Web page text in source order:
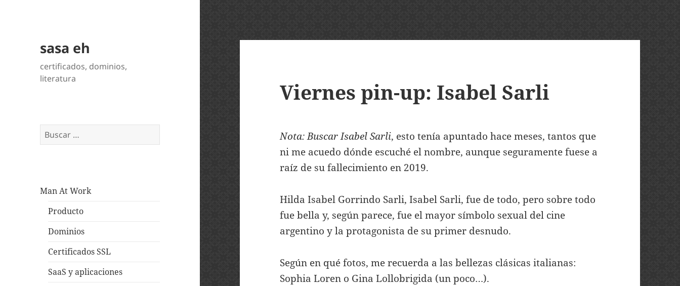
sasa eh
certificados, dominios,
literatura
Buscar:
Man At Work
Producto
Dominios
Certificados SSL
SaaS y aplicaciones
Viernes pin-up: Isabel Sarli
Nota: Buscar Isabel Sarli, esto tenía apuntado hace meses, tantos que
ni me acuedo dónde escuché el nombre, aunque seguramente fuese a
raíz de su fallecimiento en 2019.
Hilda Isabel Gorrindo Sarli, Isabel Sarli, fue de todo, pero sobre todo
fue bella y, según parece, fue el mayor símbolo sexual del cine
argentino y la protagonista de su primer desnudo.
Según en qué fotos, me recuerda a las bellezas clásicas italianas:
Sophia Loren o Gina Lollobrigida (un poco…).